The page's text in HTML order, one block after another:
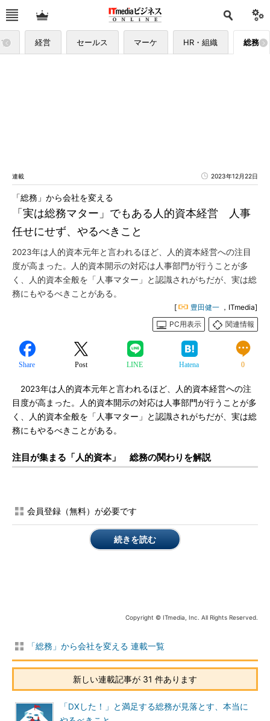
経営 セールス マーケ HR・組織 総務
連載 2023年12月22日
「実は総務マター」でもある人的資本経営 人事
任せにせず、やるべきこと
「総務」から会社を変える
2023年は人的資本元年と言われるほど、人的資本経営への注目
度が高まった。人的資本開示の対応は人事部門が行うことが多
く、人的資本全般を「人事マター」と認識されがちだが、実は総
務にもやるべきことがある。
[ 豊田健一 ，ITmedia]
PC用表示
関連情報
Share Post LINE Hatena 0
2023年は人的資本元年と言われるほど、人的資本経営への注
目度が高まった。人的資本開示の対応は人事部門が行うことが多
く、人的資本全般を「人事マター」と認識されがちだが、実は総
務にもやるべきことがある。
注目が集まる「人的資本」 総務の関わりを解説
会員登録（無料）が必要です
続きを読む
Copyright © ITmedia, Inc. All Rights Reserved.
「総務」から会社を変える 連載一覧
新しい連載記事が 31 件あります
「DXした！」と満足する総務が見落とす、本当に